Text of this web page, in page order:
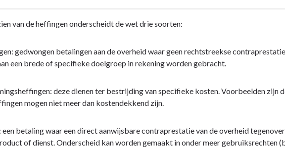
van de heffingen onderscheidt de wet drie soorten:
gedwongen betalingen aan de overheid waar geen rechtstreekse
een brede of specifieke doelgroep in rekening worden gebracht.
deze dienen ter bestrijding van specifieke kosten. Voorbeelden
mogen niet meer dan kostendekkend zijn.
een betaling waar een direct aanwijsbare contraprestatie van de overheid
of dienst. Onderscheid kan worden gemaakt in onder meer gebruiksrechten